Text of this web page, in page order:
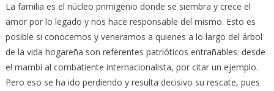
La familia es el núcleo primigenio donde se siembra y crece el
amor por lo legado y nos hace responsable del mismo. Esto es
posible si conocemos y veneramos a quienes a lo largo del árbol
de la vida hogareña son referentes patrióticos entrañables: desde
el mambí al combatiente internacionalista, por citar un ejemplo.
Pero eso se ha ido perdiendo y resulta decisivo su rescate, pues